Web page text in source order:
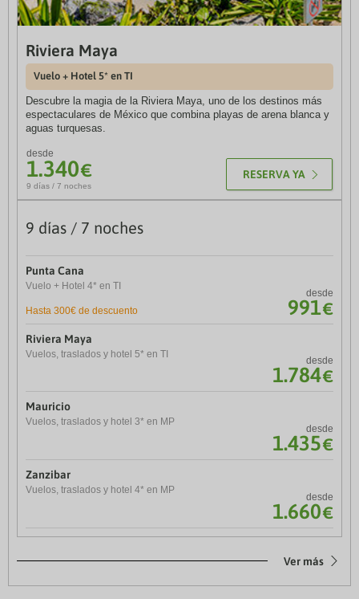
Riviera Maya
Vuelo + Hotel 5* en TI
Descubre la magia de la Riviera Maya, uno de los destinos más
espectaculares de México que combina playas de arena blanca y
aguas turquesas.
desde
1.340€
9 días / 7 noches
RESERVA YA
9 días / 7 noches
Punta Cana
Vuelo + Hotel 4* en TI
Hasta 300€ de descuento
desde
991€
Riviera Maya
Vuelos, traslados y hotel 5* en TI
desde
1.784€
Mauricio
Vuelos, traslados y hotel 3* en MP
desde
1.435€
Zanzibar
Vuelos, traslados y hotel 4* en MP
desde
1.660€
Ver más
Maravillas de Bretaña y Normandía
Vuelos, traslados, hotel y visitas
Sumérgete en Normandía y disfruta de su historia. Descubre
Caen-Saint Malo-Quimper-Vannes-Nantes.
972€
8 días / 7 noches
RESERVA YA
Alemania romántica
Vuelos, traslados, Hoteles 3* / 4* y visitas
1.112€
Praga y Budapest
Vuelo + Hotel
272€
Roma eterna
Vuelo + Hotel
353€
París
Vuelo + Hotel
358€